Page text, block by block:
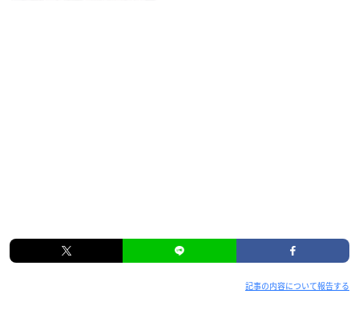
記事の内容について報告する